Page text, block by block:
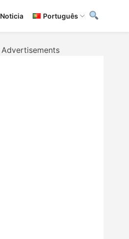
Noticia Português
Advertisements